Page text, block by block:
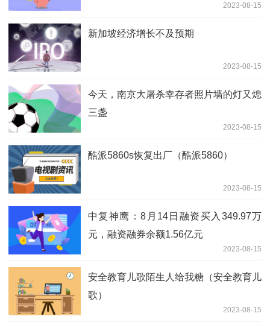
2023-08-15
新加坡经济增长不及预期
2023-08-15
今天，南京大屠杀幸存者照片墙的灯又熄
三盏
2023-08-15
酷派5860s恢复出厂（酷派5860）
2023-08-15
中复神鹰：8月14日融资买入349.97万
元，融资融券余额1.56亿元
2023-08-15
安全教育儿歌陌生人给我糖（安全教育儿
歌）
2023-08-15